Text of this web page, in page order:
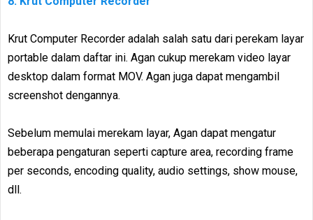
Krut Computer Recorder adalah salah satu dari perekam layar
portable dalam daftar ini. Agan cukup merekam video layar
desktop dalam format MOV. Agan juga dapat mengambil
screenshot dengannya.
Sebelum memulai merekam layar, Agan dapat mengatur
beberapa pengaturan seperti capture area, recording frame
per seconds, encoding quality, audio settings, show mouse,
dll.